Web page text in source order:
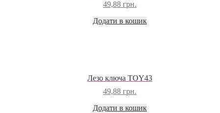
49,88 грн.
Додати в кошик
Лезо ключа TOY43
49,88 грн.
Додати в кошик